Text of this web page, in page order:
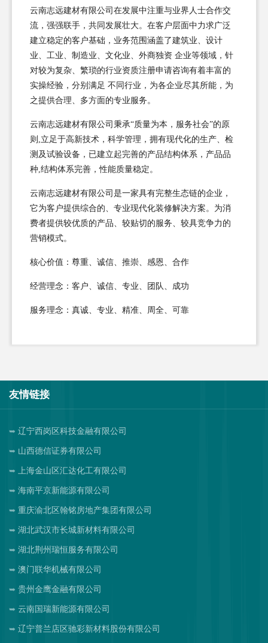
云南志远建材有限公司在发展中注重与业界人士合作交
流，强强联手，共同发展壮大。在客户层面中力求广泛
建立稳定的客户基础，业务范围涵盖了建筑业、设计
业、工业、制造业、文化业、外商独资 企业等领域，针
对较为复杂、繁琐的行业资质注册申请咨询有着丰富的
实操经验，分别满足 不同行业，为各企业尽其所能，为
之提供合理、多方面的专业服务。
云南志远建材有限公司秉承“质量为本，服务社会”的原
则,立足于高新技术，科学管理，拥有现代化的生产、检
测及试验设备，已建立起完善的产品结构体系，产品品
种,结构体系完善，性能质量稳定。
云南志远建材有限公司是一家具有完整生态链的企业，
它为客户提供综合的、专业现代化装修解决方案。为消
费者提供较优质的产品、较贴切的服务、较具竞争力的
营销模式。
核心价值：尊重、诚信、推崇、感恩、合作
经营理念：客户、诚信、专业、团队、成功
服务理念：真诚、专业、精准、周全、可靠
友情链接
辽宁西岗区科技金融有限公司
山西德信证券有限公司
上海金山区汇达化工有限公司
海南平京新能源有限公司
重庆渝北区翰铭房地产集团有限公司
湖北武汉市长城新材料有限公司
湖北荆州瑞恒服务有限公司
澳门联华机械有限公司
贵州金鹰金融有限公司
云南国瑞新能源有限公司
辽宁普兰店区驰彩新材料股份有限公司